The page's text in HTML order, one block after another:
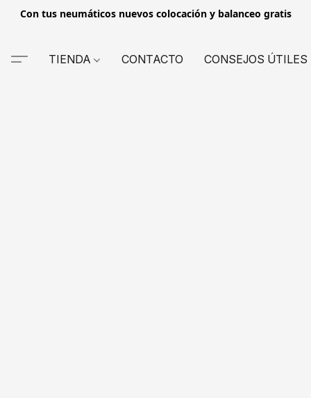
Con tus neumáticos nuevos colocación y balanceo gratis
TIENDA CONTACTO CONSEJOS ÚTILES